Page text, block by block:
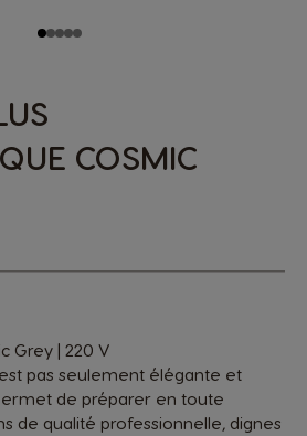
COSMIC
Grey | 220 V
pas seulement élégante et
de préparer en toute
de qualité professionnelle, dignes